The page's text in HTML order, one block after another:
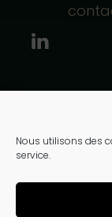
Nous utilisons des
service.
Copyright ©